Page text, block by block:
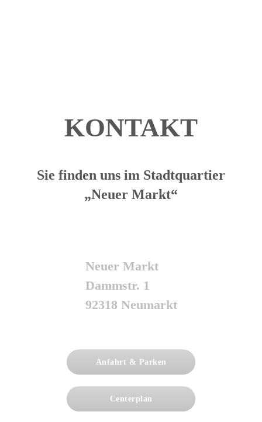
KONTAKT
Sie finden uns im Stadtquartier
„Neuer Markt“
Neuer Markt
Dammstr. 1
92318 Neumarkt
Anfahrt & Parken
Centerplan